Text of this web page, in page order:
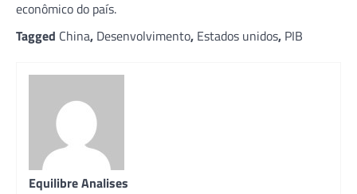
econômico do país.
Tagged China, Desenvolvimento, Estados unidos, PIB
Equilibre Analises